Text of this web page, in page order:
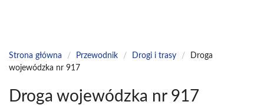
Strona główna / Przewodnik / Drogi i trasy /
Droga
wojewódzka nr 917
Droga wojewódzka nr 917